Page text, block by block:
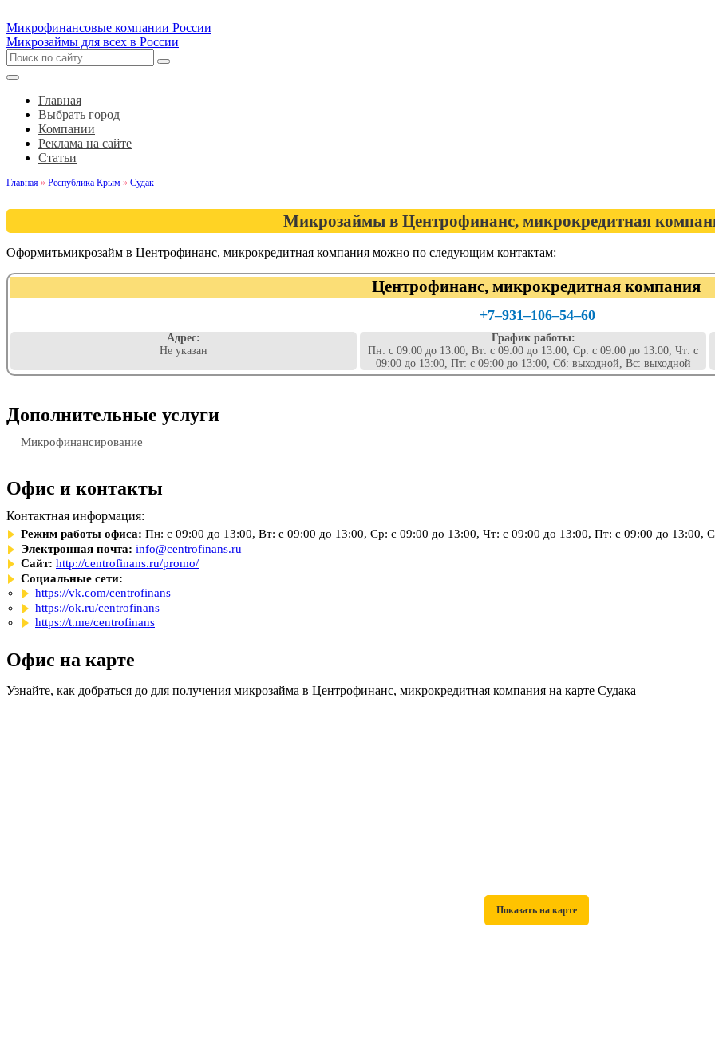
Микрофинансовые компании России
Микрозаймы для всех в России
Главная
Выбрать город
Компании
Реклама на сайте
Статьи
Главная » Республика Крым » Судак
Микрозаймы в Центрофинанс, микрокредитная
Оформитьмикрозайм в Центрофинанс, микрокредитная компания можно по следующим контактам:
Центрофинанс, микрокредитная компания
+7‒931‒106‒54‒60
Адрес:
Не указан
График работы:
Пн: с 09:00 до 13:00, Вт: с 09:00 до 13:00, Ср: с 09:00 до 13:00, Чт: с
09:00 до 13:00, Пт: с 09:00 до 13:00, Сб: выходной, Вс: выходной
Дополнительные услуги
Микрофинансирование
Офис и контакты
Контактная информация:
Режим работы офиса: Пн: с 09:00 до 13:00, Вт: с 09:00 до 13:00, Ср: с 09:00 до 13:00, Чт: с 09:00 до 13:00, Пт: с 09:00 до 13:00,
Электронная почта: info@centrofinans.ru
Сайт: http://centrofinans.ru/promo/
Социальные сети:
https://vk.com/centrofinans
https://ok.ru/centrofinans
https://t.me/centrofinans
Офис на карте
Узнайте, как добраться до для получения микрозайма в Центрофинанс, микрокредитная компания на карте Судака